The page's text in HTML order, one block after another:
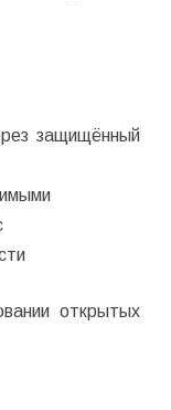
защищённый
открытых